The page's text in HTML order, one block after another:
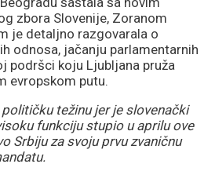
zbora Slovenije, Zoranom
je detaljno razgovarala o
odnosa, jačanju parlamentarnih
podršci koju Ljubljana pruža
evropskom putu.
težinu jer je slovenački
funkciju stupio u aprilu ove
Srbiju za svoju prvu zvaničnu